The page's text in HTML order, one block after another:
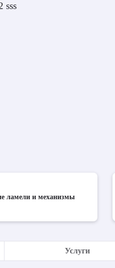
sss
ламели и механизмы
Услуги